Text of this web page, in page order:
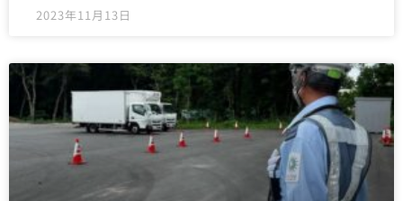
2023年11月13日